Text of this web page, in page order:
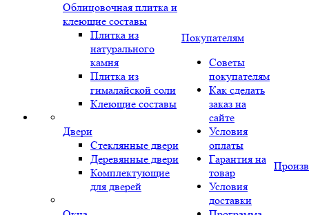
Облицовочная плитка и
клеющие составы
Плитка из
натурального
камня
Плитка из
гималайской соли
Клеющие составы
Двери
Стеклянные двери
Деревянные двери
Комплектующие
для дверей
Покупателям
Советы
покупателям
Как сделать
заказ на
сайте
Условия
оплаты
Гарантия на
товар
Условия
доставки